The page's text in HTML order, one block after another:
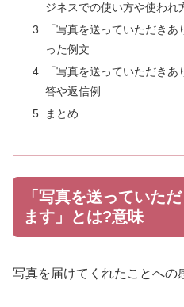
ジネスでの使い方や使われ
「写真を送っていただき
った例文
「写真を送っていただき
答や返信例
まとめ
「写真を送っていた
ます」とは?意味
写真を届けてくれたことへの